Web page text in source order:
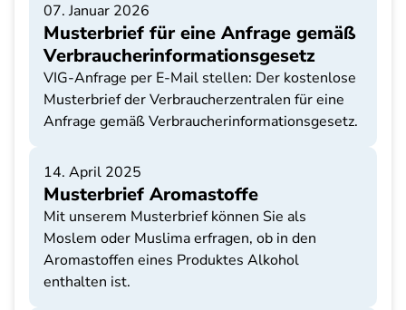
07. Januar 2026
Musterbrief für eine Anfrage gemäß
Verbraucherinformationsgesetz
VIG-Anfrage per E-Mail stellen: Der kostenlose
Musterbrief der Verbraucherzentralen für eine
Anfrage gemäß Verbraucherinformationsgesetz.
14. April 2025
Musterbrief Aromastoffe
Mit unserem Musterbrief können Sie als
Moslem oder Muslima erfragen, ob in den
Aromastoffen eines Produktes Alkohol
enthalten ist.